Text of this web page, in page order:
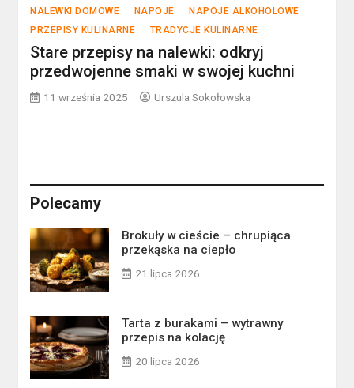
NALEWKI DOMOWE NAPOJE
NAPOJE ALKOHOLOWE
PRZEPISY KULINARNE
TRADYCJE KULINARNE
Stare przepisy na nalewki: odkryj
przedwojenne smaki w swojej kuchni
11 września 2025 Urszula Sokołowska
Polecamy
Brokuły w cieście – chrupiąca
przekąska na ciepło
21 lipca 2026
Tarta z burakami – wytrawny
przepis na kolację
20 lipca 2026